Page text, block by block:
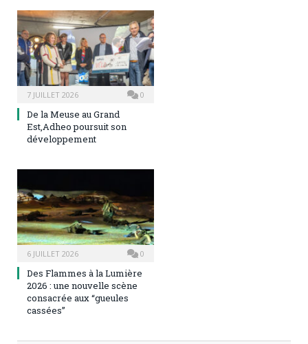
7 JUILLET 2026 0
De la Meuse au Grand
Est,Adheo poursuit son
développement
6 JUILLET 2026 0
Des Flammes à la Lumière
2026 : une nouvelle scène
consacrée aux “gueules
cassées”